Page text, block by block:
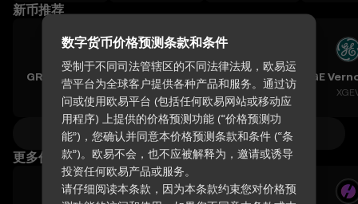
新币推荐
GRVT Token
GRVT
Teradyne, Inc.
XTER
Vertiv Holdings, LLC
XVRT
查看全部价格预测
更多价格行情
数字货币价格预测条款和条件
受制于不同司法管辖区的不同法律法规，欧易运
营平台为全球客户提供各种产品和服务。通过访
问或使用欧易平台 (包括任何欧易网站或移动应
用程序) 上提供的价格预测功能 (“价格预测功
能”)，您确认并同意本价格预测条款和条件 (“条
款”)。欧易不会，也不应被解释为，邀请或诱导
投资任何欧易产品或服务。
请仔细阅读本条款，因为本条款约束您对价格预